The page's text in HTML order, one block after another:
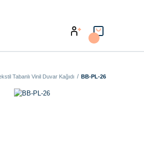
Tabanlı Vinil Duvar Kağıdı BB-PL-26